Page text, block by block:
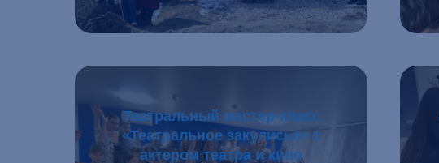
Подробнее
Театральный мастер-класс
«Театральное закулисье» с
актером театра и кино